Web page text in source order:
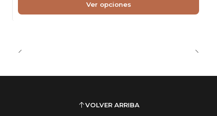
Ver opciones
VOLVER ARRIBA